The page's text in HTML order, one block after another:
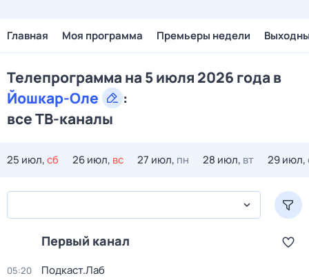
Главная Моя программа Премьеры недели
Телепрограмма на 5 июля 2026 года в
Йошкар-Оле
:
все ТВ-каналы
25 июл,сб 26 июл, вс 27 июл, пн 28 июл, вт 29 июл,
Первый канал
05:20 Подкаст.Лаб